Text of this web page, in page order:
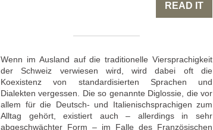
READ IT
Wenn im Ausland auf die traditionelle Viersprachigkeit
der Schweiz verwiesen wird, wird dabei oft die
Koexistenz von standardisierten Sprachen und
Dialekten vergessen. Die so genannte Diglossie, die vor
allem für die Deutsch- und Italienischsprachigen zum
Alltag gehört, existiert auch – allerdings in sehr
abgeschwächter Form – im Falle des Französischen